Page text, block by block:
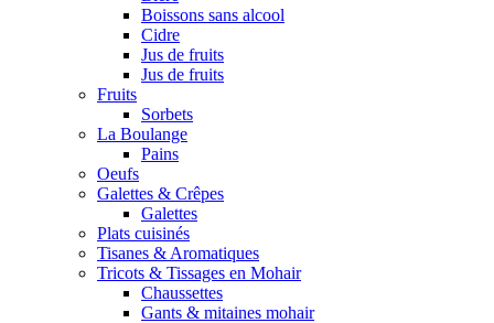
Boissons sans alcool
Cidre
Jus de fruits
Jus de fruits
Fruits
Sorbets
La Boulange
Pains
Oeufs
Galettes & Crêpes
Galettes
Plats cuisinés
Tisanes & Aromatiques
Tricots & Tissages en Mohair
Chaussettes
Gants & mitaines mohair